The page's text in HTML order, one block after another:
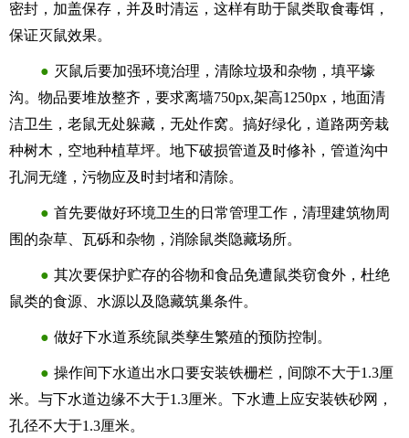
密封，加盖保存，并及时清运，这样有助于鼠类取食毒饵，
保证灭鼠效果。
● 灭鼠后要加强环境治理，清除垃圾和杂物，填平壕
沟。物品要堆放整齐，要求离墙750px,架高1250px，地面清
洁卫生，老鼠无处躲藏，无处作窝。搞好绿化，道路两旁栽
种树木，空地种植草坪。地下破损管道及时修补，管道沟中
孔洞无缝，污物应及时封堵和清除。
● 首先要做好环境卫生的日常管理工作，清理建筑物周
围的杂草、瓦砾和杂物，消除鼠类隐藏场所。
● 其次要保护贮存的谷物和食品免遭鼠类窃食外，杜绝
鼠类的食源、水源以及隐藏筑巢条件。
● 做好下水道系统鼠类孳生繁殖的预防控制。
● 操作间下水道出水口要安装铁栅栏，间隙不大于1.3厘
米。与下水道边缘不大于1.3厘米。下水遭上应安装铁砂网，
孔径不大于1.3厘米。